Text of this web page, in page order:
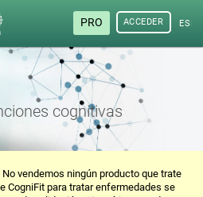
PRO ACCEDER
cognitivas
vendemos ningún producto que trate
CogniFit para tratar enfermedades se